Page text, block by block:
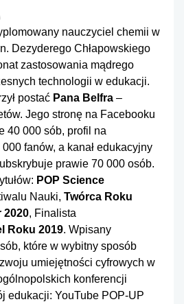
nauczyciel chemii w
Dezyderego Chłapowskiego
zastosowania mądrego
technologii w edukacji.
postać Pana Belfra –
Jego stronę na Facebooku
40 000 sób, profil na
fanów, a kanał edukacyjny
prawie 70 000 osób.
POP Science
Nauki, Twórca Roku
2020, Finalista
Roku 2019. Wpisany
które w wybitny sposób
umiejętności cyfrowych w
konferencji
edukacji: YouTube POP-UP